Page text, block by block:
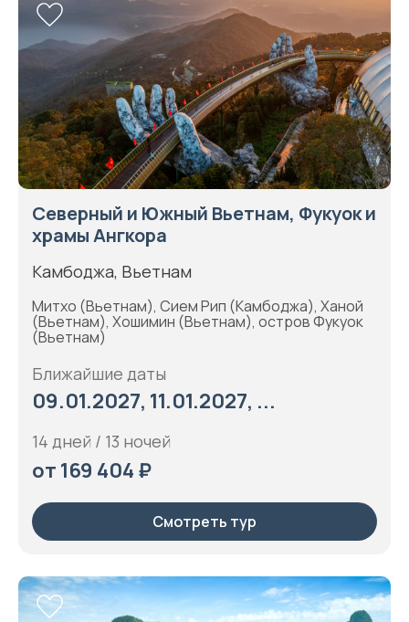
Северный и Южный Вьетнам, Фукуок и
храмы Ангкора
Камбоджа, Вьетнам
Митхо (Вьетнам), Сием Рип (Камбоджа), Ханой
(Вьетнам), Хошимин (Вьетнам), остров Фукуок
(Вьетнам)
Ближайшие даты
09.01.2027, 11.01.2027, ...
14 дней / 13 ночей
от 169 404 ₽
Смотреть тур